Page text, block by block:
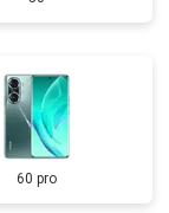
60 pro